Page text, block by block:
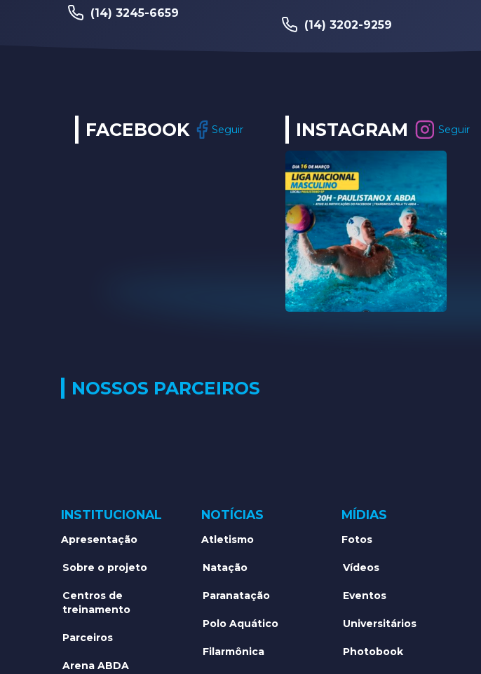
(14) 3245-6659
(14) 3202-9259
FACEBOOK Seguir INSTAGRAM Seguir
NOSSOS PARCEIROS
INSTITUCIONAL
Apresentação
Sobre o projeto
Centros de
treinamento
Parceiros
Arena ABDA
NOTÍCIAS
Atletismo
Natação
Paranatação
Polo Aquático
Filarmônica
MÍDIAS
Fotos
Vídeos
Eventos
Universitários
Photobook